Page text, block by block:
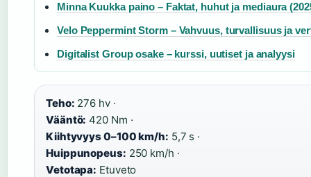
Minna Kuukka paino – Faktat, huhut ja mediaura
Velo Peppermint Storm – Vahvuus, turvallisuus ja
Digitalist Group osake – kurssi, uutiset ja analyysi
Teho: 276 hv ·
Vääntö: 420 Nm ·
Kiihtyvyys 0–100 km/h: 5,7 s ·
Huippunopeus: 250 km/h ·
Vetotapa: Etuveto